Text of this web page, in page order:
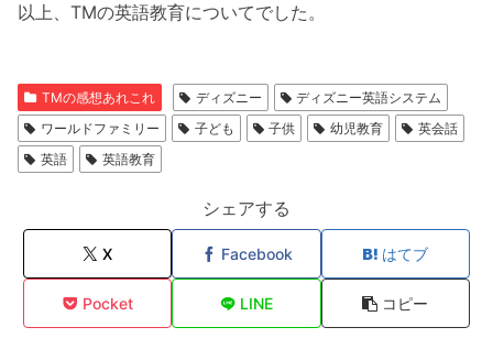
以上、TMの英語教育についてでした。
TMの感想あれこれ ディズニー
ディズニー英語システム
ワールドファミリー
子ども 子供 幼児教育
英会話
英語
英語教育
シェアする
X Facebook はてブ
Pocket LINE コピー